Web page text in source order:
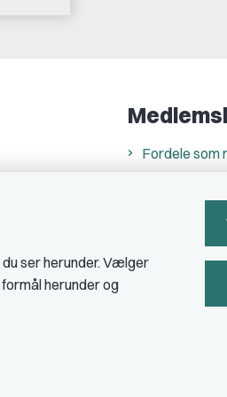
Fordele som
Bliv
ser herunder. Vælger
herunder og